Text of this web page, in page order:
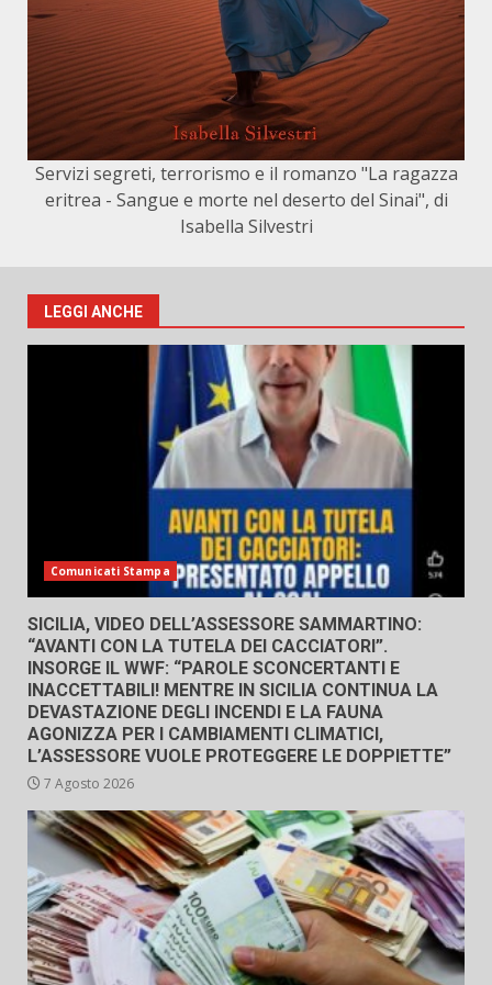
Servizi segreti, terrorismo e il romanzo "La ragazza
eritrea - Sangue e morte nel deserto del Sinai", di
Isabella Silvestri
LEGGI ANCHE
Comunicati Stampa
SICILIA, VIDEO DELL’ASSESSORE SAMMARTINO:
“AVANTI CON LA TUTELA DEI CACCIATORI”.
INSORGE IL WWF: “PAROLE SCONCERTANTI E
INACCETTABILI! MENTRE IN SICILIA CONTINUA LA
DEVASTAZIONE DEGLI INCENDI E LA FAUNA
AGONIZZA PER I CAMBIAMENTI CLIMATICI,
L’ASSESSORE VUOLE PROTEGGERE LE DOPPIETTE”
7 Agosto 2026